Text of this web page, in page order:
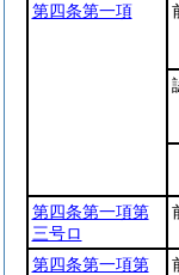
第四条第一項
第四条第一項第
三号ロ
第四条第一項第